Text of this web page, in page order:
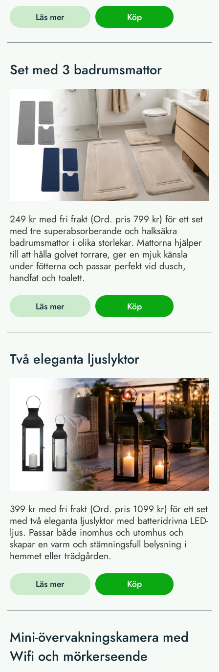
Läs mer Köp
Set med 3 badrumsmattor
249 kr med fri frakt (Ord. pris 799 kr) för ett set
med tre superabsorberande och halksäkra
badrumsmattor i olika storlekar. Mattorna hjälper
till att hålla golvet torrare, ger en mjuk känsla
under fötterna och passar perfekt vid dusch,
handfat och toalett.
Läs mer Köp
Två eleganta ljuslyktor
399 kr med fri frakt (Ord. pris 1099 kr) för ett set
med två eleganta ljuslyktor med batteridrivna LED-
ljus. Passar både inomhus och utomhus och
skapar en varm och stämningsfull belysning i
hemmet eller trädgården.
Läs mer Köp
Mini-övervakningskamera med
Wifi och mörkerseende